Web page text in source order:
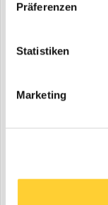
Präferenzen
Statistiken
Marketing